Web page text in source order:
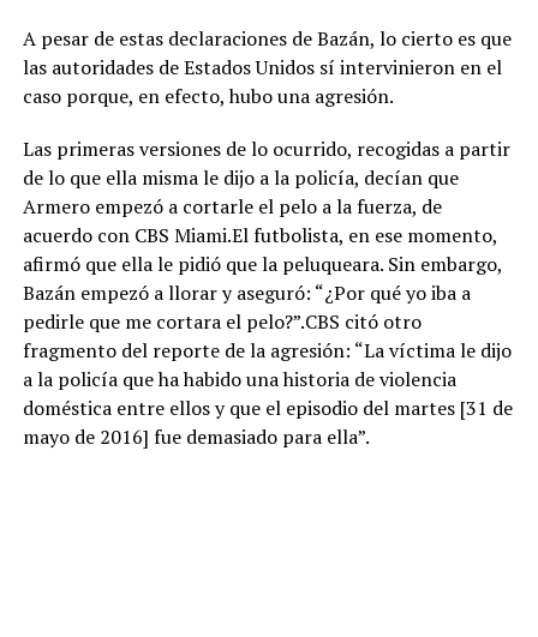
A pesar de estas declaraciones de Bazán, lo cierto es que
las autoridades de Estados Unidos sí intervinieron en el
caso porque, en efecto, hubo una agresión.
Las primeras versiones de lo ocurrido, recogidas a partir
de lo que ella misma le dijo a la policía, decían que
Armero empezó a cortarle el pelo a la fuerza, de
acuerdo con CBS Miami.El futbolista, en ese momento,
afirmó que ella le pidió que la peluqueara. Sin embargo,
Bazán empezó a llorar y aseguró: “¿Por qué yo iba a
pedirle que me cortara el pelo?”.CBS citó otro
fragmento del reporte de la agresión: “La víctima le dijo
a la policía que ha habido una historia de violencia
doméstica entre ellos y que el episodio del martes [31 de
mayo de 2016] fue demasiado para ella”.